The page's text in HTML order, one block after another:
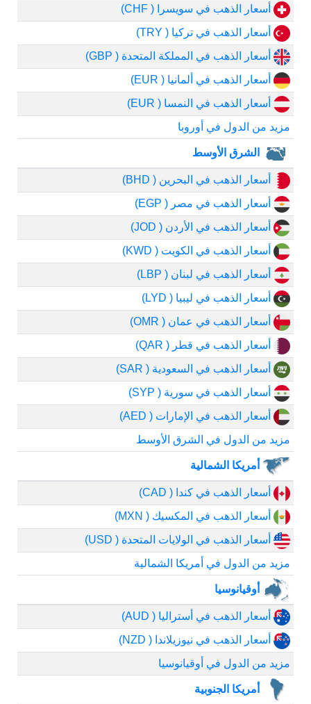
أسعار الذهب في سويسرا ( CHF)
أسعار الذهب في تركيا ( TRY)
أسعار الذهب في المملكة المتحدة ( GBP)
أسعار الذهب في ألمانيا ( EUR)
أسعار الذهب في النمسا ( EUR)
مزيد من الدول في أوروبا
الشرق الأوسط
أسعار الذهب في البحرين ( BHD)
أسعار الذهب في مصر ( EGP)
أسعار الذهب في الأردن ( JOD)
أسعار الذهب في الكويت ( KWD)
أسعار الذهب في لبنان ( LBP)
أسعار الذهب في ليبيا ( LYD)
أسعار الذهب في عمان ( OMR)
أسعار الذهب في قطر ( QAR)
أسعار الذهب في السعودية ( SAR)
أسعار الذهب في سورية ( SYP)
أسعار الذهب في الإمارات ( AED)
مزيد من الدول في الشرق الأوسط
أمريكا الشمالية
أسعار الذهب في كندا ( CAD)
أسعار الذهب في المكسيك ( MXN)
أسعار الذهب في الولايات المتحدة ( USD)
مزيد من الدول في أمريكا الشمالية
أوقيانوسيا
أسعار الذهب في أستراليا ( AUD)
أسعار الذهب في نيوزيلاندا ( NZD)
مزيد من الدول في أوقيانوسيا
أمريكا الجنوبية